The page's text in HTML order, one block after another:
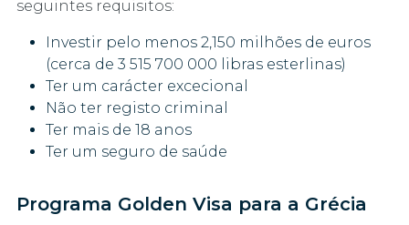
seguintes requisitos:
Investir pelo menos 2,150 milhões de euros
(cerca de 3 515 700 000 libras esterlinas)
Ter um carácter excecional
Não ter registo criminal
Ter mais de 18 anos
Ter um seguro de saúde
Programa Golden Visa para a Grécia